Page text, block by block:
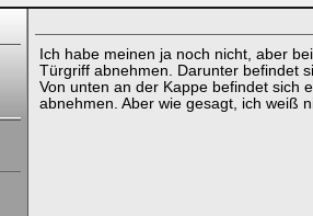
Ich habe meinen ja noch nicht, aber
Türgriff abnehmen. Darunter befindet
Von unten an der Kappe befindet sich
abnehmen. Aber wie gesagt, ich weiß